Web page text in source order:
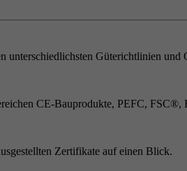
unterschiedlichsten Güterichtlinien und
CE-Bauprodukte, PEFC,
Zertifikate auf einen Blick.